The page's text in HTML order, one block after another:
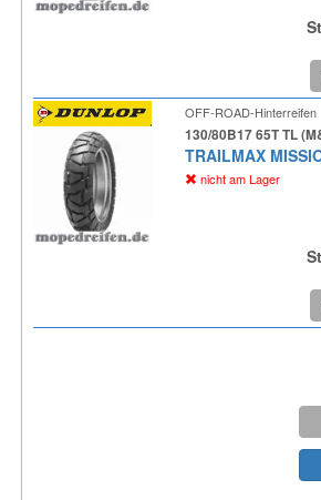
OFF-ROAD-Hinterreifen
130/80B17 65T TL
TRAILMAX
nicht am Lager